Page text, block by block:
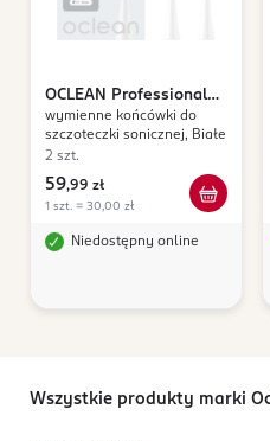
OCLEAN
Professional
Clean
wymienne końcówki do
szczoteczki sonicznej, Białe
2 szt.
59,99 zł
1 szt. = 30,00 zł
Niedostępny online
Wszystkie produkty marki